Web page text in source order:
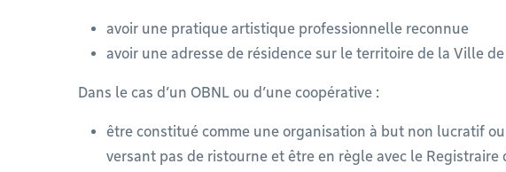
avoir une pratique artistique professionnelle reconnue
avoir une adresse de résidence sur le territoire de la Ville
Dans le cas d’un OBNL ou d’une coopérative :
être constitué comme une organisation à but non lucratif
versant pas de ristourne et être en règle avec le Registraire